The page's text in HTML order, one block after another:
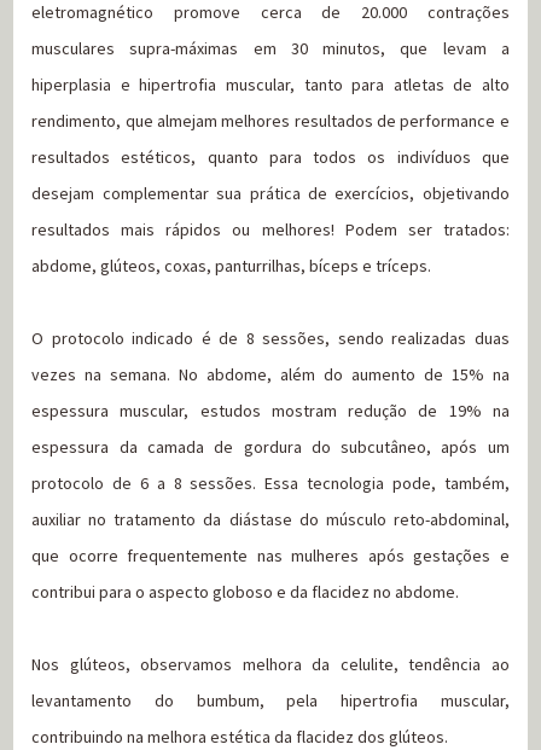
eletromagnético promove cerca de 20.000 contrações
musculares supra-máximas em 30 minutos, que levam a
hiperplasia e hipertrofia muscular, tanto para atletas de alto
rendimento, que almejam melhores resultados de performance e
resultados estéticos, quanto para todos os indivíduos que
desejam complementar sua prática de exercícios, objetivando
resultados mais rápidos ou melhores! Podem ser tratados:
abdome, glúteos, coxas, panturrilhas, bíceps e tríceps.
O protocolo indicado é de 8 sessões, sendo realizadas duas
vezes na semana. No abdome, além do aumento de 15% na
espessura muscular, estudos mostram redução de 19% na
espessura da camada de gordura do subcutâneo, após um
protocolo de 6 a 8 sessões. Essa tecnologia pode, também,
auxiliar no tratamento da diástase do músculo reto-abdominal,
que ocorre frequentemente nas mulheres após gestações e
contribui para o aspecto globoso e da flacidez no abdome.
Nos glúteos, observamos melhora da celulite, tendência ao
levantamento do bumbum, pela hipertrofia muscular,
contribuindo na melhora estética da flacidez dos glúteos.